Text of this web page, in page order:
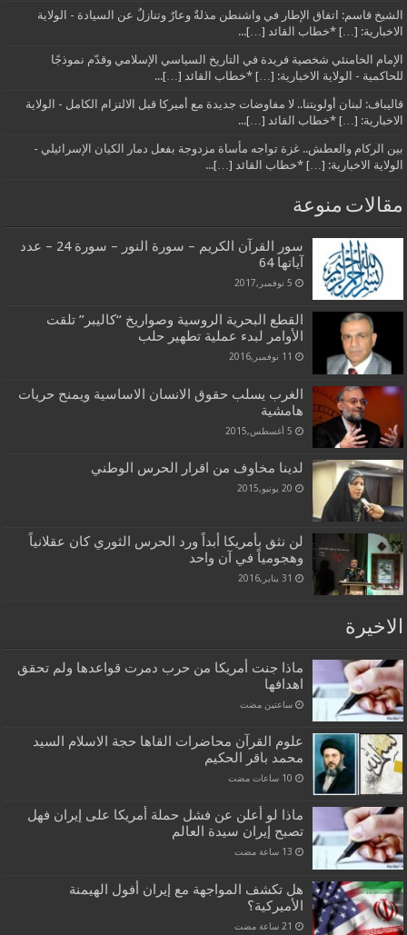
الشيخ قاسم: اتفاق الإطار في واشنطن مذلةٌ وعارٌ وتنازلٌ عن السيادة - الولاية
الاخبارية: […] *خطاب القائد […]...
الإمام الخامنئي شخصية فريدة في التاريخ السياسي الإسلامي وقدّم نموذجًا
للحاكمية - الولاية الاخبارية: […] *خطاب القائد […]...
قاليباف: لبنان أولويتنا.. لا مفاوضات جديدة مع أميركا قبل الالتزام الكامل - الولاية
الاخبارية: […] *خطاب القائد […]...
بين الركام والعطش.. غزة تواجه مأساة مزدوجة بفعل دمار الكيان الإسرائيلي -
الولاية الاخبارية: […] *خطاب القائد […]...
مقالات منوعة
سور القرآن الكريم – سورة النور – سورة 24 – عدد
آياتها 64
5 نوفمبر,2017
القطع البحرية الروسية وصواريخ “كاليبر” تلقت
الأوامر لبدء عملية تطهير حلب
11 نوفمبر,2016
الغرب يسلب حقوق الانسان الاساسية ويمنح حريات
هامشية
5 أغسطس,2015
لدينا مخاوف من اقرار الحرس الوطني
20 يونيو,2015
لن نثق بأمريكا أبداً ورد الحرس الثوري كان عقلانياً
وهجومياً في آن واحد
31 يناير,2016
الاخيرة
ماذا جنت أمريكا من حرب دمرت قواعدها ولم تحقق
اهدافها
‏ساعتين مضت
علوم القرآن محاضرات القاها حجة الاسلام السيد
محمد باقر الحكيم
ماذا لو أعلن عن فشل حملة أمريكا على إيران فهل
تصبح إيران سيدة العالم
هل تكشف المواجهة مع إيران أفول الهيمنة
الأميركية؟